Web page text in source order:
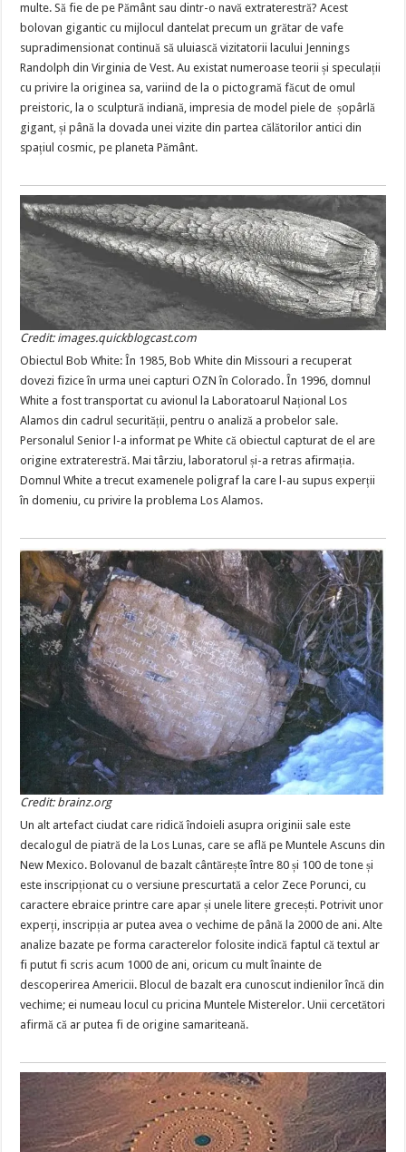
multe. Să fie de pe Pământ sau dintr-o navă extraterestră? Acest
bolovan gigantic cu mijlocul dantelat precum un grătar de vafe
supradimensionat continuă să uluiască vizitatorii lacului Jennings
Randolph din Virginia de Vest. Au existat numeroase teorii și speculații
cu privire la originea sa, variind de la o pictogramă făcut de omul
preistoric, la o sculptură indiană, impresia de model piele de șopârlă
gigant, și până la dovada unei vizite din partea călătorilor antici din
spațiul cosmic, pe planeta Pământ.
Credit: images.quickblogcast.com
Obiectul Bob White: În 1985, Bob White din Missouri a recuperat
dovezi fizice în urma unei capturi OZN în Colorado. În 1996, domnul
White a fost transportat cu avionul la Laboratoarul Național Los
Alamos din cadrul securității, pentru o analiză a probelor sale.
Personalul Senior l-a informat pe White că obiectul capturat de el are
origine extraterestră. Mai târziu, laboratorul și-a retras afirmația.
Domnul White a trecut examenele poligraf la care l-au supus experții
în domeniu, cu privire la problema Los Alamos.
Credit: brainz.org
Un alt artefact ciudat care ridică îndoieli asupra originii sale este
decalogul de piatră de la Los Lunas, care se află pe Muntele Ascuns din
New Mexico. Bolovanul de bazalt cântărește între 80 și 100 de tone și
este inscripționat cu o versiune prescurtată a celor Zece Porunci, cu
caractere ebraice printre care apar și unele litere grecești. Potrivit unor
experți, inscripția ar putea avea o vechime de până la 2000 de ani. Alte
analize bazate pe forma caracterelor folosite indică faptul că textul ar
fi putut fi scris acum 1000 de ani, oricum cu mult înainte de
descoperirea Americii. Blocul de bazalt era cunoscut indienilor încă din
vechime; ei numeau locul cu pricina Muntele Misterelor. Unii cercetători
afirmă că ar putea fi de origine samariteană.